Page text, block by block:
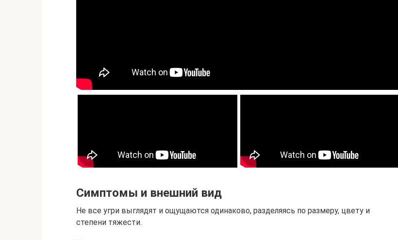
Симптомы и внешний вид
Не все угри выглядят и ощущаются одинаково, разделяясь по размеру, цвету и
степени тяжести.